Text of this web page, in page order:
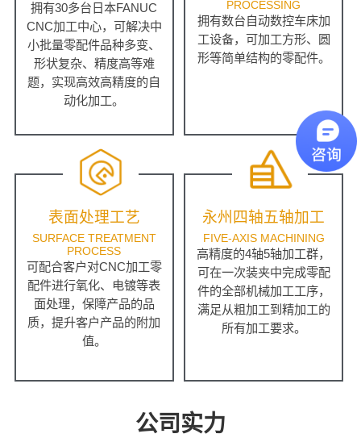
拥有30多台日本FANUC
CNC加工中心，可解决中
小批量零配件品种多变、
形状复杂、精度高等难
题，实现高效高精度的自
动化加工。
PROCESSING
拥有数台自动数控车床加
工设备，可加工方形、圆
形等简单结构的零配件。
表面处理工艺
SURFACE TREATMENT
PROCESS
可配合客户对CNC加工零
配件进行氧化、电镀等表
面处理，保障产品的品
质，提升客户产品的附加
值。
永州四轴五轴加工
FIVE-AXIS MACHINING
高精度的4轴5轴加工群，
可在一次装夹中完成零配
件的全部机械加工工序，
满足从粗加工到精加工的
所有加工要求。
公司实力